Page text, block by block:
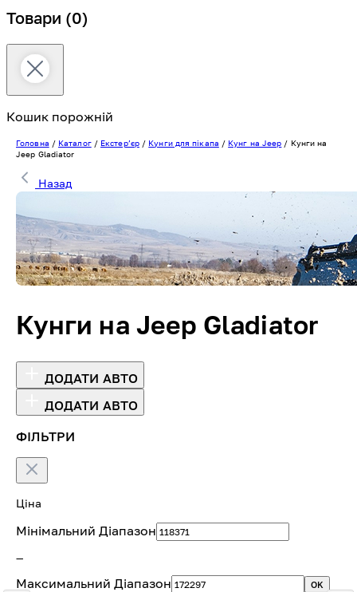
Товари (0)
Кошик порожній
Головна / Каталог/ Екстерʼєр/ Кунги для пікапа / Кунг на Jeep / Кунги на
Jeep Gladiator
Назад
Кунги на Jeep Gladiator
ДОДАТИ АВТО
ДОДАТИ АВТО
ФІЛЬТРИ
Ціна
Мінімальний Діапазон
—
Максимальний Діапазон OK